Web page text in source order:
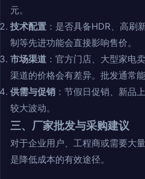
元。
技术配置 ：是否具备HDR、高刷
制等先进功能会直接影响售价。
市场渠道 ：官方门店、大型家电
渠道的价格会有差异。批发通常
供需与促销 ：节假日促销、新品
较大波动。
三、厂家批发与采购建议
对于企业用户、工程商或需要大
是降低成本的有效途径。